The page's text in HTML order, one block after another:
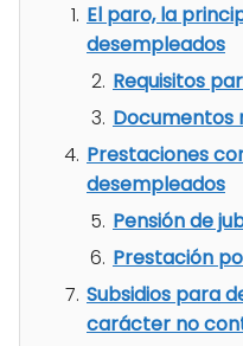
El paro, la
desempleados
Requisitos
Documentos
Prestaciones
desempleados
Pensión de
Prestación
Subsidios para
carácter no